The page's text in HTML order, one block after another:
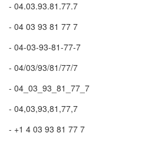
- 04.03.93.81.77.7
- 04 03 93 81 77 7
- 04-03-93-81-77-7
- 04/03/93/81/77/7
- 04_03_93_81_77_7
- 04,03,93,81,77,7
- +1 4 03 93 81 77 7